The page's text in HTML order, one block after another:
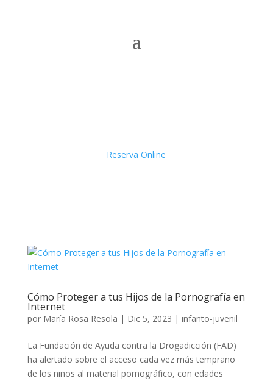
Reserva Online
Cómo Proteger a tus Hijos de la Pornografía en
Internet
por María Rosa Resola | Dic 5, 2023 | infanto-juvenil
La Fundación de Ayuda contra la Drogadicción (FAD)
ha alertado sobre el acceso cada vez más temprano
de los niños al material pornográfico, con edades